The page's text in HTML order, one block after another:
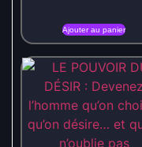
Ajouter au panier